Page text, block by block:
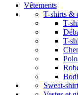
Vêtements
T-shirts &
T-
T-
Sweat-